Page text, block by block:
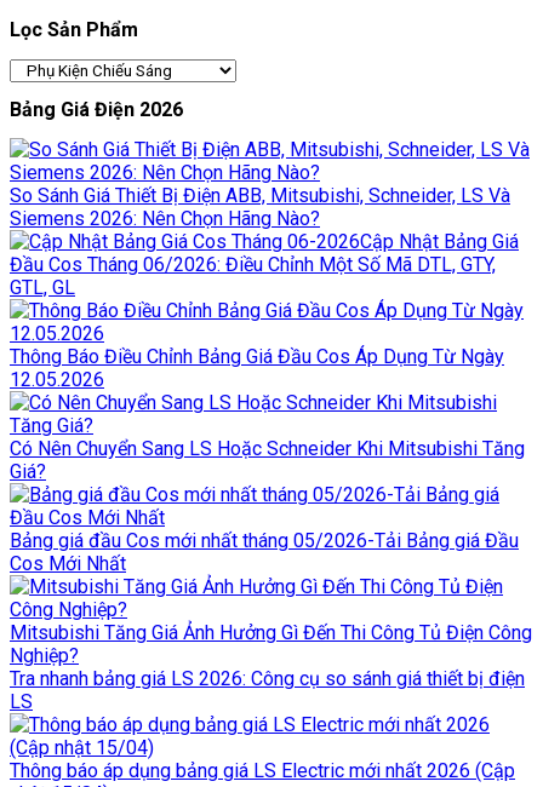
Lọc Sản Phẩm
Bảng Giá Điện 2026
So Sánh Giá Thiết Bị Điện ABB, Mitsubishi, Schneider, LS Và
Siemens 2026: Nên Chọn Hãng Nào?
Cập Nhật Bảng Giá
Đầu Cos Tháng 06/2026: Điều Chỉnh Một Số Mã DTL, GTY,
GTL, GL
Thông Báo Điều Chỉnh Bảng Giá Đầu Cos Áp Dụng Từ Ngày
12.05.2026
Có Nên Chuyển Sang LS Hoặc Schneider Khi Mitsubishi Tăng
Giá?
Bảng giá đầu Cos mới nhất tháng 05/2026-Tải Bảng giá Đầu
Cos Mới Nhất
Mitsubishi Tăng Giá Ảnh Hưởng Gì Đến Thi Công Tủ Điện Công
Nghiệp?
Tra nhanh bảng giá LS 2026: Công cụ so sánh giá thiết bị điện
LS
Thông báo áp dụng bảng giá LS Electric mới nhất 2026 (Cập